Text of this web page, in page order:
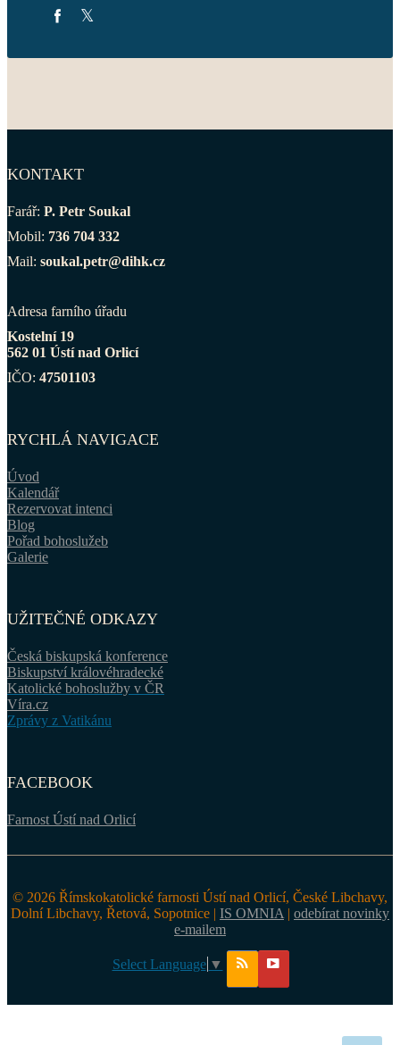
KONTAKT
Farář: P. Petr Soukal
Mobil: 736 704 332
Mail: soukal.petr@dihk.cz
Adresa farního úřadu
Kostelní 19
562 01 Ústí nad Orlicí
IČO: 47501103
RYCHLÁ NAVIGACE
Úvod
Kalendář
Rezervovat intenci
Blog
Pořad bohoslužeb
Galerie
UŽITEČNÉ ODKAZY
Česká biskupská konference
Biskupství královéhradecké
Katolické bohoslužby v ČR
Víra.cz
Zprávy z Vatikánu
FACEBOOK
Farnost Ústí nad Orlicí
© 2026 Římskokatolické farnosti Ústí nad Orlicí, České Libchavy,
Dolní Libchavy, Řetová, Sopotnice | IS OMNIA | odebírat novinky
e-mailem
Select Language ▼